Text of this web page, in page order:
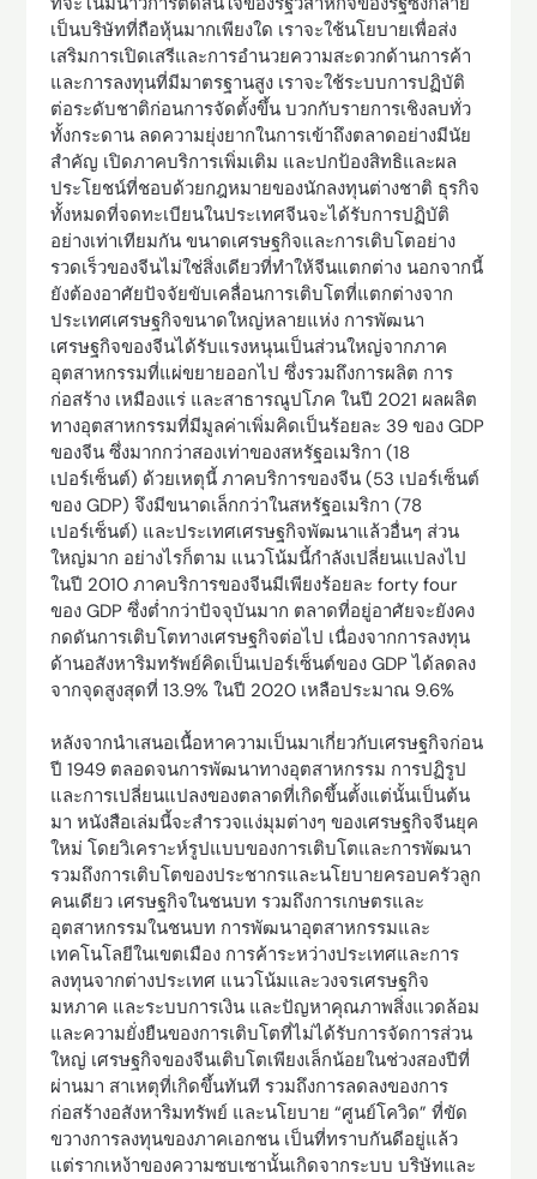
เป็นบริษัทที่ถือหุ้นมากเพียงใด เราจะใช้นโยบายเพื่อส่ง
เสริมการเปิดเสรีและการอำนวยความสะดวกด้านการค้า
และการลงทุนที่มีมาตรฐานสูง เราจะใช้ระบบการปฏิบัติ
ต่อระดับชาติก่อนการจัดตั้งขึ้น บวกกับรายการเชิงลบทั่ว
ทั้งกระดาน ลดความยุ่งยากในการเข้าถึงตลาดอย่างมีนัย
สำคัญ เปิดภาคบริการเพิ่มเติม และปกป้องสิทธิและผล
ประโยชน์ที่ชอบด้วยกฎหมายของนักลงทุนต่างชาติ ธุรกิจ
ทั้งหมดที่จดทะเบียนในประเทศจีนจะได้รับการปฏิบัติ
อย่างเท่าเทียมกัน ขนาดเศรษฐกิจและการเติบโตอย่าง
รวดเร็วของจีนไม่ใช่สิ่งเดียวที่ทำให้จีนแตกต่าง นอกจากนี้
ยังต้องอาศัยปัจจัยขับเคลื่อนการเติบโตที่แตกต่างจาก
ประเทศเศรษฐกิจขนาดใหญ่หลายแห่ง การพัฒนา
เศรษฐกิจของจีนได้รับแรงหนุนเป็นส่วนใหญ่จากภาค
อุตสาหกรรมที่แผ่ขยายออกไป ซึ่งรวมถึงการผลิต การ
ก่อสร้าง เหมืองแร่ และสาธารณูปโภค ในปี 2021 ผลผลิต
ทางอุตสาหกรรมที่มีมูลค่าเพิ่มคิดเป็นร้อยละ 39 ของ GDP
ของจีน ซึ่งมากกว่าสองเท่าของสหรัฐอเมริกา (18
เปอร์เซ็นต์) ด้วยเหตุนี้ ภาคบริการของจีน (53 เปอร์เซ็นต์
ของ GDP) จึงมีขนาดเล็กกว่าในสหรัฐอเมริกา (78
เปอร์เซ็นต์) และประเทศเศรษฐกิจพัฒนาแล้วอื่นๆ ส่วน
ใหญ่มาก อย่างไรก็ตาม แนวโน้มนี้กำลังเปลี่ยนแปลงไป
ในปี 2010 ภาคบริการของจีนมีเพียงร้อยละ forty four
ของ GDP ซึ่งต่ำกว่าปัจจุบันมาก ตลาดที่อยู่อาศัยจะยังคง
กดดันการเติบโตทางเศรษฐกิจต่อไป เนื่องจากการลงทุน
ด้านอสังหาริมทรัพย์คิดเป็นเปอร์เซ็นต์ของ GDP ได้ลดลง
จากจุดสูงสุดที่ 13.9% ในปี 2020 เหลือประมาณ 9.6%
หลังจากนำเสนอเนื้อหาความเป็นมาเกี่ยวกับเศรษฐกิจก่อน
ปี 1949 ตลอดจนการพัฒนาทางอุตสาหกรรม การปฏิรูป
และการเปลี่ยนแปลงของตลาดที่เกิดขึ้นตั้งแต่นั้นเป็นต้น
มา หนังสือเล่มนี้จะสำรวจแง่มุมต่างๆ ของเศรษฐกิจจีนยุค
ใหม่ โดยวิเคราะห์รูปแบบของการเติบโตและการพัฒนา
รวมถึงการเติบโตของประชากรและนโยบายครอบครัวลูก
คนเดียว เศรษฐกิจในชนบท รวมถึงการเกษตรและ
อุตสาหกรรมในชนบท การพัฒนาอุตสาหกรรมและ
เทคโนโลยีในเขตเมือง การค้าระหว่างประเทศและการ
ลงทุนจากต่างประเทศ แนวโน้มและวงจรเศรษฐกิจ
มหภาค และระบบการเงิน และปัญหาคุณภาพสิ่งแวดล้อม
และความยั่งยืนของการเติบโตที่ไม่ได้รับการจัดการส่วน
ใหญ่ เศรษฐกิจของจีนเติบโตเพียงเล็กน้อยในช่วงสองปีที่
ผ่านมา สาเหตุที่เกิดขึ้นทันที รวมถึงการลดลงของการ
ก่อสร้างอสังหาริมทรัพย์ และนโยบาย “ศูนย์โควิด” ที่ขัด
ขวางการลงทุนของภาคเอกชน เป็นที่ทราบกันดีอยู่แล้ว
แต่รากเหง้าของความซบเซานั้นเกิดจากระบบ บริษัทและ